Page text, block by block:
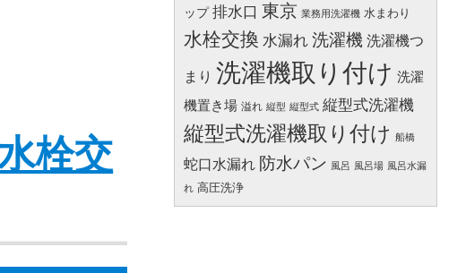
栓交
ップ 排水口 東京 業務用洗濯機 水まわり
水栓交換 水漏れ 洗濯機 洗濯機つ
まり 洗濯機取り付け 洗濯
機置き場 溢れ 縦型 縦型式 縦型式洗濯機
縦型式洗濯機取り付け 船橋
蛇口水漏れ 防水パン 風呂 風呂場 風呂水漏
れ 高圧洗浄